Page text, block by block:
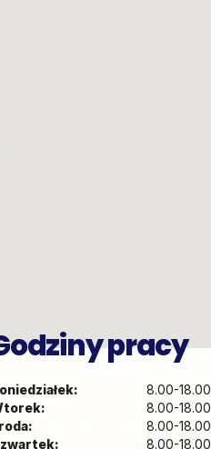
pracy
8.00-18.00
8.00-18.00
8.00-18.00
8.00-18.00